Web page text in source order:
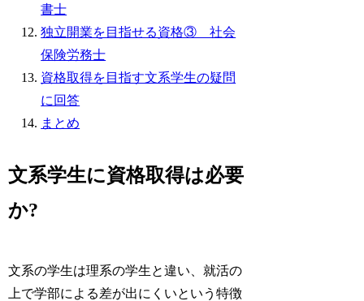
書士
独立開業を目指せる資格③ 社会
保険労務士
資格取得を目指す文系学生の疑問
に回答
まとめ
文系学生に資格取得は必要
か?
文系の学生は理系の学生と違い、就活の
上で学部による差が出にくいという特徴